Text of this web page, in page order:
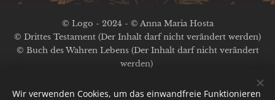
© Logo - 2024 - © Anna Maria Hosta
© Drittes Testament (Der Inhalt darf nicht verändert werden)
© Buch des Wahren Lebens (Der Inhalt darf nicht verändert
werden)
Impressum / Datenschutz
Wir verwenden Cookies, um das einwandfreie Funktionieren